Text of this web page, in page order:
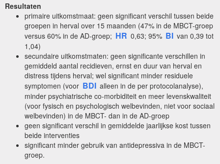
Resultaten
primaire uitkomstmaat: geen significant verschil tussen beide
groepen in herval over 15 maanden (47% in de MBCT-groep
versus 60% in de AD-groep; HR 0,63; 95% BI van 0,39 tot
1,04)
secundaire uitkomstmaten: geen significante verschillen in
gemiddeld aantal recidieven, ernst en duur van herval en
distress tijdens herval; wel significant minder residuele
symptomen (voor BDI alleen in de per protocolanalyse),
minder psychiatrische co-morbiditeit en meer levenskwaliteit
(voor fysisch en psychologisch welbevinden, niet voor sociaal
welbevinden) in de MBCT- dan in de AD-groep
geen significant verschil in gemiddelde jaarlijkse kost tussen
beide interventies
significant minder gebruik van antidepressiva in de MBCT-
groep.